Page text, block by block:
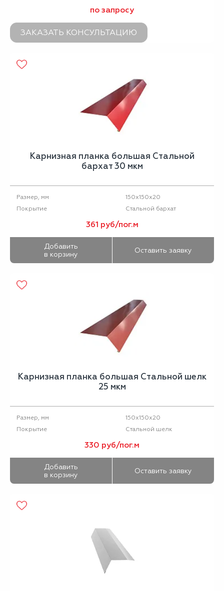
по запросу
ЗАКАЗАТЬ КОНСУЛЬТАЦИЮ
Карнизная планка большая Стальной
бархат 30 мкм
Размер, мм
150х150х20
Покрытие
Стальной бархат
361 руб/пог.м
Добавить
в корзину
Оставить заявку
Карнизная планка большая Стальной шелк
25 мкм
Размер, мм
150х150х20
Покрытие
Стальной шелк
330 руб/пог.м
Добавить
в корзину
Оставить заявку